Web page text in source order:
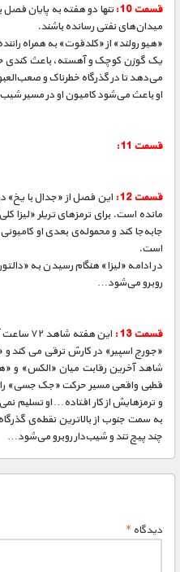
قسمت 10 :
تنها دو هفته به پایان
میدان‌های نفتی رسانده باشند.
«هیو رولند» از «کلدفوت» به همراه
یک گوزن کوچک و آهسته، باعث کندی
می‌دهد تا در گذرگاه خطرناک و
او باعث می‌شود کامیون او در مسیر
قسمت 11 :
قسمت 12 :
این فصل از «جدال با یخ»
مانده است. برای ترمزهای تریلر «لیزا
جا‌به‌جا کند و محموله‌ی بعدی او
است.
در ادامه «لیزا» هنگام رسیدن به
روبرو می‌شود…
قسمت 13 :
این
شاهد آخرین رقابت میان «الکس» و
قطبی واقعی مسیر حرکت «جک جسی» را
به سمت جنوب از بالاترین نقطه‌ی
چند پیچ تند و شیب‌دار روبرو می‌شود…
دیدگاه*